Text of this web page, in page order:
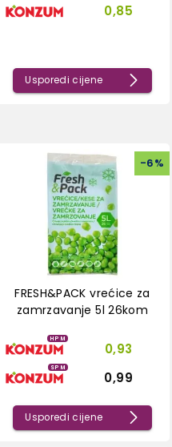
0,85
Usporedi cijene
-6%
FRESH&PACK vrećice za
zamrzavanje 5l 26kom
HPM
0,93
SPM
0,99
Usporedi cijene